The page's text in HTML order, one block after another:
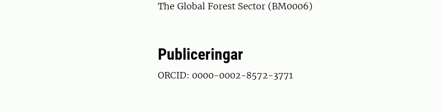
The Global Forest Sector (BM0006)
Publiceringar
ORCID: 0000-0002-8572-3771